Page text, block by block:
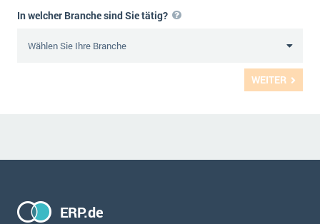
WEITER
In welcher Branche sind Sie tätig?
ERP.de